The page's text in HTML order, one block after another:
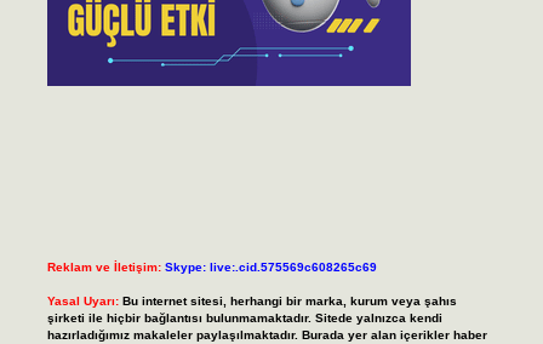
Reklam ve İletişim: Skype: live:.cid.575569c608265c69
Yasal Uyarı: Bu internet sitesi, herhangi bir marka, kurum veya şahıs
şirketi ile hiçbir bağlantısı bulunmamaktadır. Sitede yalnızca kendi
hazırladığımız makaleler paylaşılmaktadır. Burada yer alan içerikler haber